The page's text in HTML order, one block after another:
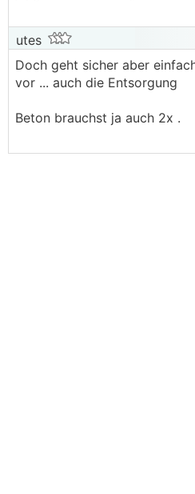
utes
Doch geht sicher aber
vor ... auch die Entsorgung
Beton brauchst ja auch 2x .